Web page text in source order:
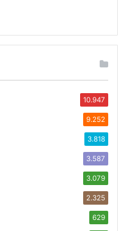
10.947
9.252
3.818
3.587
3.079
2.325
629